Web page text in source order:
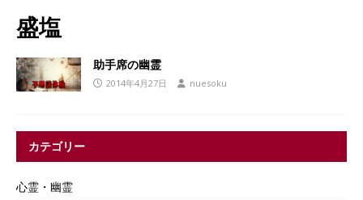
盛塩
助手席の幽霊
2014年4月27日 nuesoku
カテゴリー
心霊・幽霊